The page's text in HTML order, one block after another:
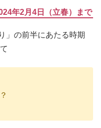
年2月4日（立春）まで
」の前半にあたる時期